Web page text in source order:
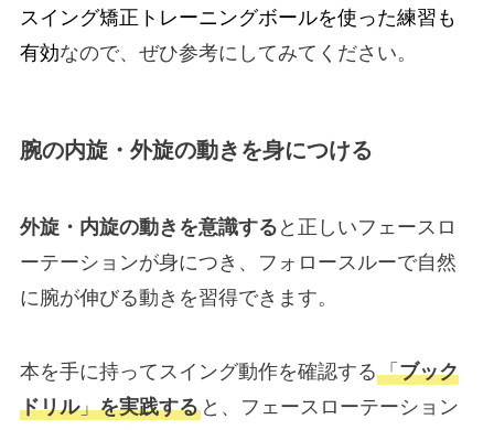
スイング矯正トレーニングボールを使った練習も
有効なので、ぜひ参考にしてみてください。
腕の内旋・外旋の動きを身につける
外旋・内旋の動きを意識する と正しいフェースロ
ーテーションが身につき、フォロースルーで自然
に腕が伸びる動きを習得できます。
本を手に持ってスイング動作を確認する「ブック
ドリル」を実践すると、フェースローテーション